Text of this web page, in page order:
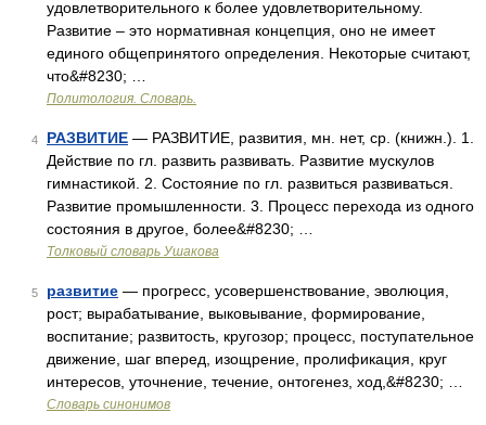
удовлетворительного к более удовлетворительному.
Развитие – это нормативная концепция, оно не имеет
единого общепринятого определения. Некоторые считают,
что&#8230; …
Политология. Словарь.
4 РАЗВИТИЕ — РАЗВИТИЕ, развития, мн. нет, ср. (книжн.). 1.
Действие по гл. развить развивать. Развитие мускулов
гимнастикой. 2. Состояние по гл. развиться развиваться.
Развитие промышленности. 3. Процесс перехода из одного
состояния в другое, более&#8230; …
Толковый словарь Ушакова
5 развитие — прогресс, усовершенствование, эволюция,
рост; вырабатывание, выковывание, формирование,
воспитание; развитость, кругозор; процесс, поступательное
движение, шаг вперед, изощрение, пролификация, круг
интересов, уточнение, течение, онтогенез, ход,&#8230; …
Словарь синонимов